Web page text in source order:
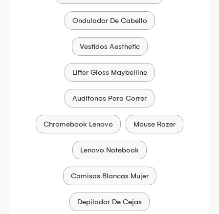
Ondulador De Cabello
Vestidos Aesthetic
Lifter Gloss Maybelline
Audifonos Para Correr
Chromebook Lenovo Mouse Razer
Lenovo Notebook
Camisas Blancas Mujer
Depilador De Cejas